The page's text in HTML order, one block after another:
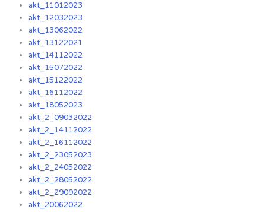
akt_11012023
akt_12032023
akt_13062022
akt_13122021
akt_14112022
akt_15072022
akt_15122022
akt_16112022
akt_18052023
akt_2_09032022
akt_2_14112022
akt_2_16112022
akt_2_23052023
akt_2_24052022
akt_2_28052022
akt_2_29092022
akt_20062022